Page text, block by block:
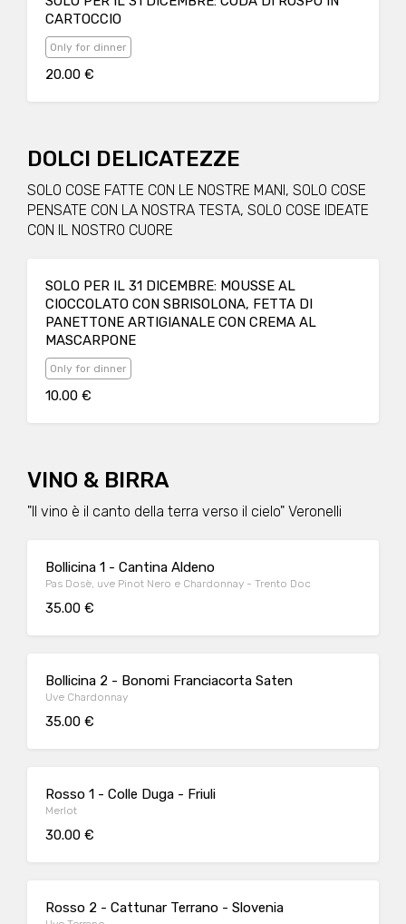
CARTOCCIO
Only for dinner
20.00 €
DOLCI DELICATEZZE
SOLO COSE FATTE CON LE NOSTRE MANI, SOLO COSE
PENSATE CON LA NOSTRA TESTA, SOLO COSE IDEATE
CON IL NOSTRO CUORE
SOLO PER IL 31 DICEMBRE: MOUSSE AL
CIOCCOLATO CON SBRISOLONA, FETTA DI
PANETTONE ARTIGIANALE CON CREMA AL
MASCARPONE
Only for dinner
10.00 €
VINO & BIRRA
"Il vino è il canto della terra verso il cielo" Veronelli
Bollicina 1 - Cantina Aldeno
Pas Dosè, uve Pinot Nero e Chardonnay - Trento Doc
35.00 €
Bollicina 2 - Bonomi Franciacorta Saten
Uve Chardonnay
35.00 €
Rosso 1 - Colle Duga - Friuli
Merlot
30.00 €
Rosso 2 - Cattunar Terrano - Slovenia